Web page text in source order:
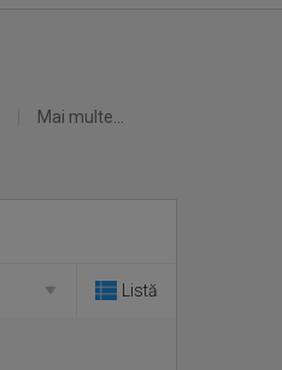
Mai multe...
Listă